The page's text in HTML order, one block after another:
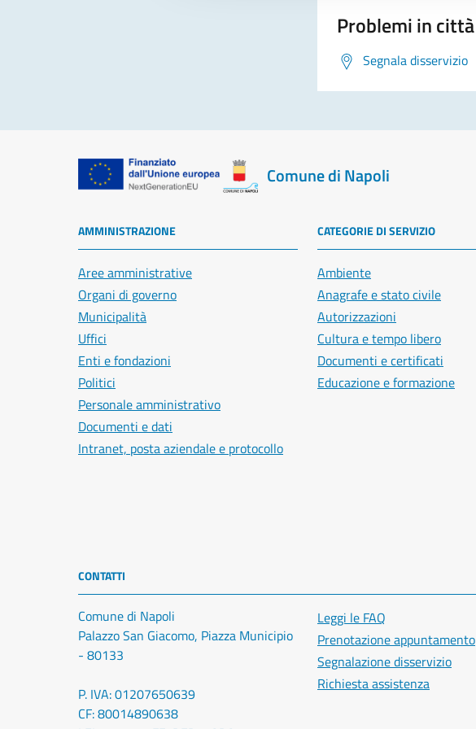
Problemi in città
Segnala disservizio
Comune di Napoli
AMMINISTRAZIONE
Aree amministrative
Organi di governo
Municipalità
Uffici
Enti e fondazioni
Politici
Personale amministrativo
Documenti e dati
Intranet, posta aziendale e protocollo
CATEGORIE DI SERVIZIO
Ambiente
Anagrafe e stato civile
Autorizzazioni
Cultura e tempo libero
Documenti e certificati
Educazione e formazione
CONTATTI
Comune di Napoli
Palazzo San Giacomo, Piazza Municipio
- 80133
P. IVA: 01207650639
CF: 80014890638
Leggi le FAQ
Prenotazione appuntamento
Segnalazione disservizio
Richiesta assistenza